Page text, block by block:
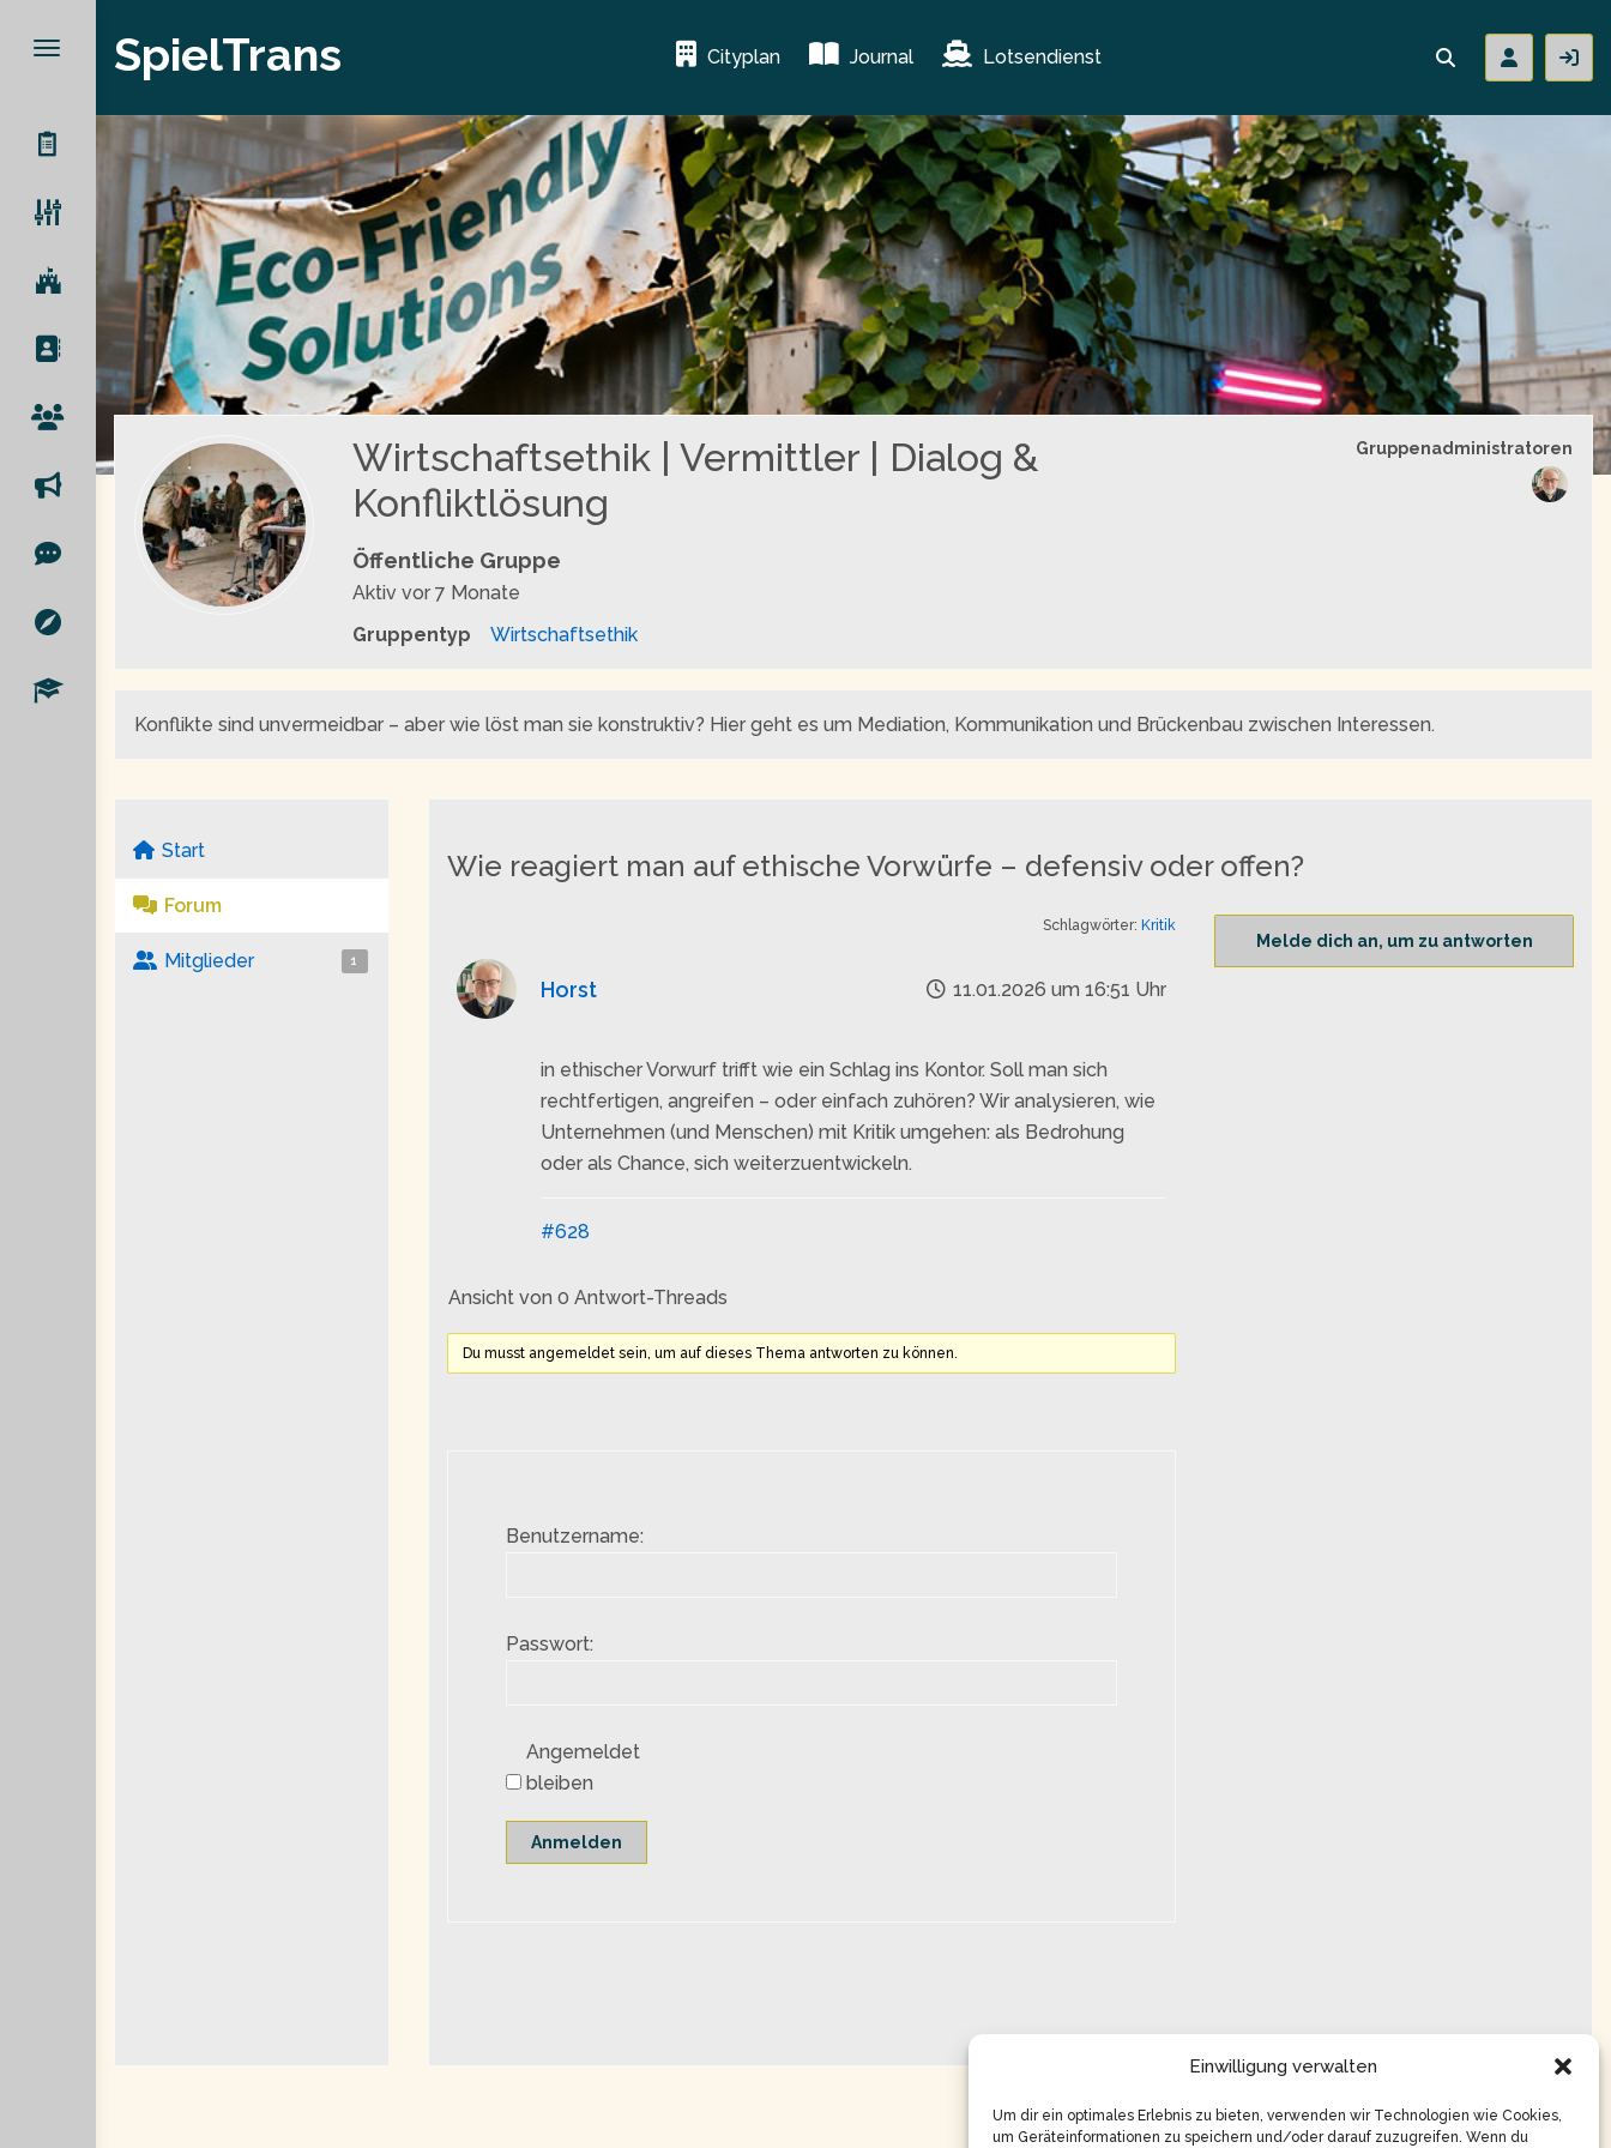
Einwilligung verwalten
Um dir ein optimales Erlebnis zu bieten, verwenden wir Technologien wie Cookies,
um Geräteinformationen zu speichern und/oder darauf zuzugreifen. Wenn du
SpielTrans Cityplan Journal Lotsendienst
Wirtschaftsethik | Vermittler | Dialog &
Konfliktlösung
Öffentliche Gruppe
Aktiv vor 7 Monate
Gruppentyp
Wirtschaftsethik
Gruppenführung
Gruppenadministratoren
Konflikte sind unvermeidbar – aber wie löst man sie konstruktiv? Hier geht es um Mediation, Kommunikation und Brückenbau zwischen Interessen.
Start
Forum
Mitglieder 1
Wie reagiert man auf ethische Vorwürfe – defensiv oder offen?
Schlagwörter: Kritik
Horst 11.01.2026 um 16:51 Uhr
in ethischer Vorwurf trifft wie ein Schlag ins Kontor. Soll man sich
rechtfertigen, angreifen – oder einfach zuhören? Wir analysieren, wie
Unternehmen (und Menschen) mit Kritik umgehen: als Bedrohung
oder als Chance, sich weiterzuentwickeln.
#628
Ansicht von 0 Antwort-Threads
Du musst angemeldet sein, um auf dieses Thema antworten zu können.
Benutzername:
Passwort:
Angemeldet
bleiben
Anmelden
Melde dich an, um zu antworten